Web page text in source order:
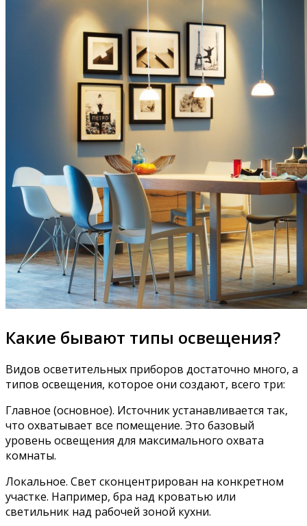
Какие бывают типы освещения?
Видов осветительных приборов достаточно много, а
типов освещения, которое они создают, всего три:
Главное (основное). Источник устанавливается так,
что охватывает все помещение. Это базовый
уровень освещения для максимального охвата
комнаты.
Локальное. Свет сконцентрирован на конкретном
участке. Например, бра над кроватью или
светильник над рабочей зоной кухни.